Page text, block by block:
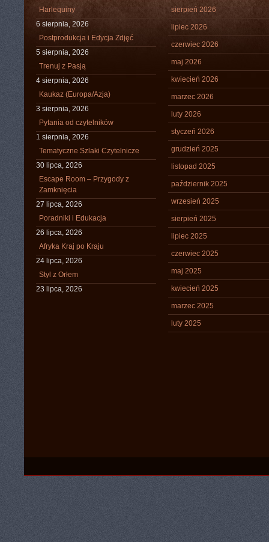
Harlequiny
6 sierpnia, 2026
Postprodukcja i Edycja Zdjęć
5 sierpnia, 2026
Trenuj z Pasją
4 sierpnia, 2026
Kaukaz (Europa/Azja)
3 sierpnia, 2026
Pytania od czytelników
1 sierpnia, 2026
Tematyczne Szlaki Czytelnicze
30 lipca, 2026
Escape Room – Przygody z
Zamknięcia
27 lipca, 2026
Poradniki i Edukacja
26 lipca, 2026
Afryka Kraj po Kraju
24 lipca, 2026
Styl z Orłem
23 lipca, 2026
sierpień 2026
lipiec 2026
czerwiec 2026
maj 2026
kwiecień 2026
marzec 2026
luty 2026
styczeń 2026
grudzień 2025
listopad 2025
październik 2025
wrzesień 2025
sierpień 2025
lipiec 2025
czerwiec 2025
maj 2025
kwiecień 2025
marzec 2025
luty 2025